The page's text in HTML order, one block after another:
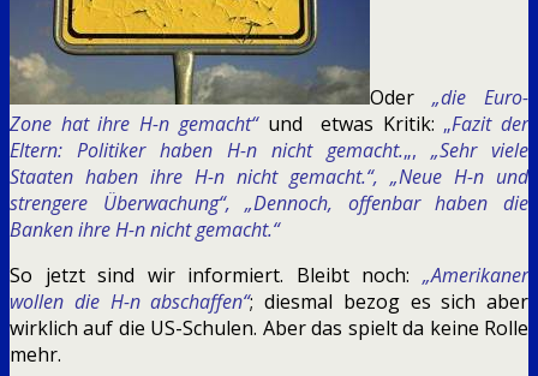
Oder „die Euro-
Zone hat ihre H-n gemacht“und etwas Kritik: „Fazit der
Eltern: Politiker haben H-n nicht gemacht.„, „Sehr viele
Staaten haben ihre H-n nicht gemacht.“, „Neue H-n und
strengere Überwachung“, „Dennoch, offenbar haben die
Banken ihre H-n nicht gemacht.“
So jetzt sind wir informiert. Bleibt noch: „Amerikaner
wollen die H-n abschaffen“; diesmal bezog es sich aber
wirklich auf die US-Schulen. Aber das spielt da keine Rolle
mehr.